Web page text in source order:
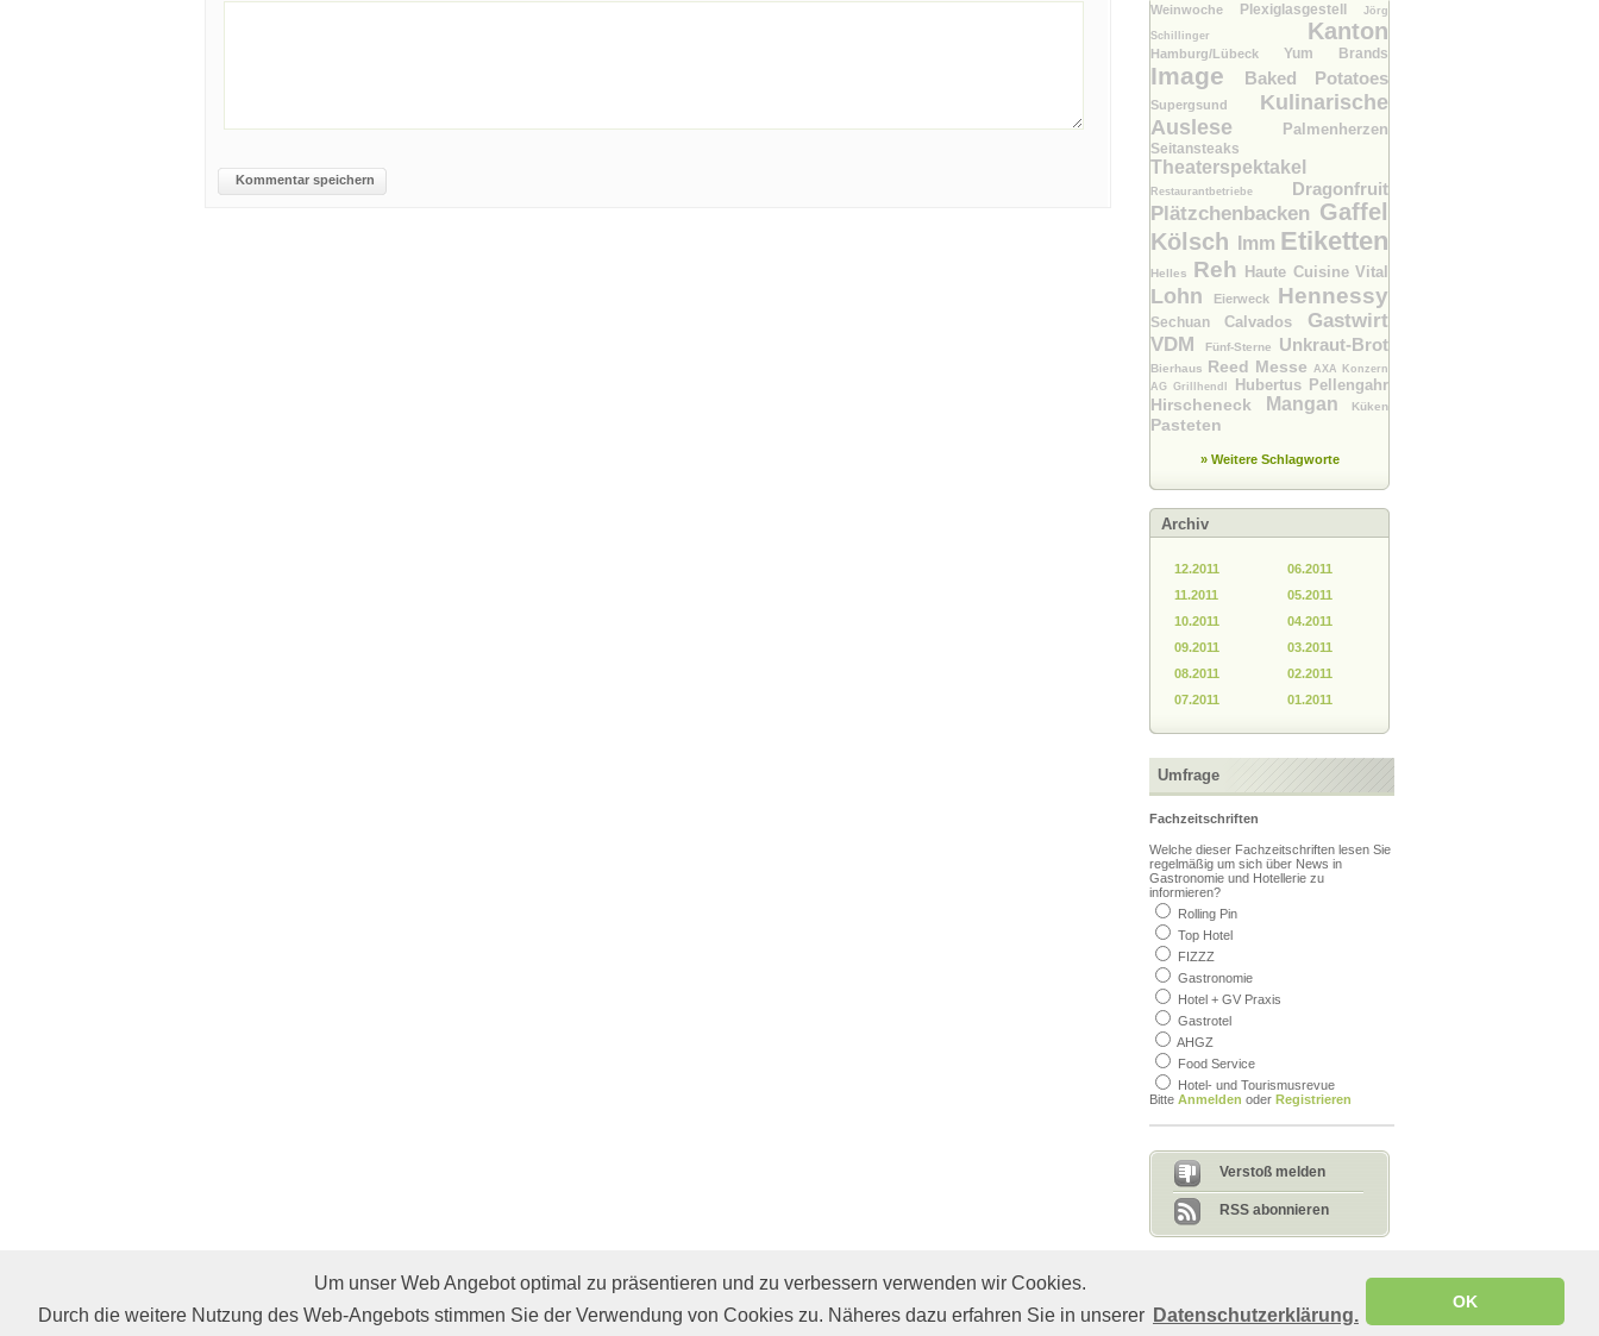
Um unser Web Angebot optimal zu präsentieren und zu verbessern verwenden wir Cookies.
Durch die weitere Nutzung des Web-Angebots stimmen Sie der Verwendung von Cookies zu. Näheres dazu erfahren Sie in unserer Datenschutzerklärung.
OK
Kommentar speichern
Weinwoche Plexiglasgestell Jörg
Schillinger Kanton
Hamburg/Lübeck Yum Brands
Image Baked Potatoes
Supergsund Kulinarische
Auslese
Palmenherzen
Seitansteaks
Theaterspektakel
Restaurantbetriebe Dragonfruit
Plätzchenbacken Gaffel
Kölsch
Imm Etiketten
Helles Reh Haute Cuisine Vital
Lohn Eierweck Hennessy
Sechuan Calvados Gastwirt
VDM
Fünf-Sterne Unkraut-Brot
Bierhaus Reed Messe AXA Konzern
AGGrillhendl Hubertus Pellengahr
Hirscheneck Mangan Küken
Pasteten
» Weitere Schlagworte
Archiv
12.2011
11.2011
10.2011
09.2011
08.2011
07.2011
06.2011
05.2011
04.2011
03.2011
02.2011
01.2011
Umfrage
Fachzeitschriften
Welche dieser Fachzeitschriften lesen Sie
regelmäßig um sich über News in
Gastronomie und Hotellerie zu
informieren?
Rolling Pin
Top Hotel
FIZZZ
Gastronomie
Hotel + GV Praxis
Gastrotel
AHGZ
Food Service
Hotel- und Tourismusrevue
Bitte Anmelden oder Registrieren
Verstoß melden
Bedenklicher Inhalt?
beleidigend, unangebracht
Sagen Sie uns, warum Sie denken,
gehört.
RSS abonnieren
© Copyright 2008-2011 gastro.de - All rights reserved
Diese Seite wurde in 0.61 s geladen
Affiliate werden Restaurants
Cocktails & Rezepte
AGB
Impressum Gastro Punkte Hilfe Partner Presse Datenschutz